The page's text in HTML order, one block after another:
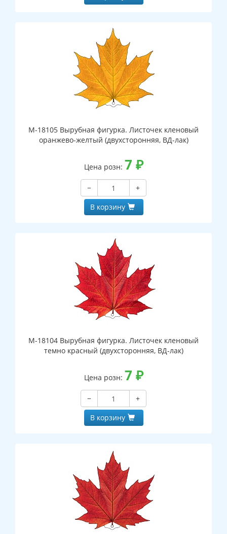
М-18105 Вырубная фигурка. Листочек кленовый
оранжево-желтый (двухсторонняя, ВД-лак)
Цена розн: 7 ₽
−
+
В корзину
М-18104 Вырубная фигурка. Листочек кленовый
темно красный (двухсторонняя, ВД-лак)
Цена розн: 7 ₽
−
+
В корзину